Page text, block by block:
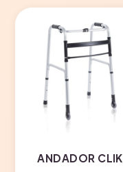
ANDADOR CLIK